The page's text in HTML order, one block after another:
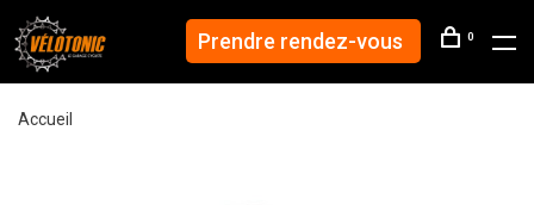
Prendre rendez-vous 0
Accueil